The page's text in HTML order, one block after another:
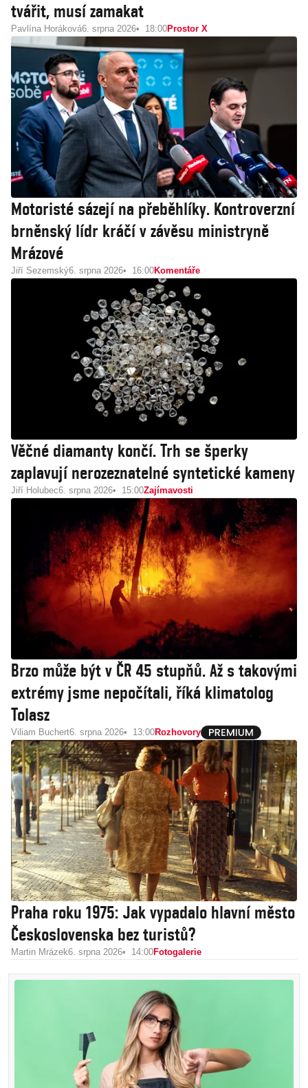
tvářit, musí zamakat
Pavlína Horáková6. srpna 2026 18:00Prostor X
Motoristé sázejí na přeběhlíky. Kontroverzní
brněnský lídr kráčí v závěsu ministryně
Mrázové
Jiří Sezemský6. srpna 2026 16:00Komentáře
Věčné diamanty končí. Trh se šperky
zaplavují nerozeznatelné syntetické kameny
Jiří Holubec6. srpna 2026 15:00Zajímavosti
Brzo může být v ČR 45 stupňů. Až s takovými
extrémy jsme nepočítali, říká klimatolog
Tolasz
Viliam Buchert6. srpna 2026 13:00Rozhovory
Praha roku 1975: Jak vypadalo hlavní město
Československa bez turistů?
Martin Mrázek6. srpna 2026 14:00Fotogalerie